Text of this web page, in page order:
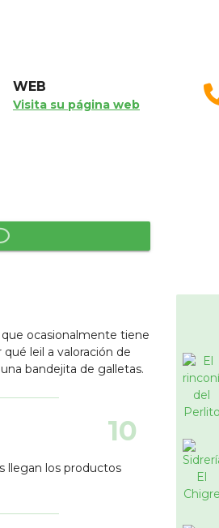
WEB
Visita su página web
ocasionalmente tiene
leil a valoración de
bandejita de galletas.
10
llegan los productos